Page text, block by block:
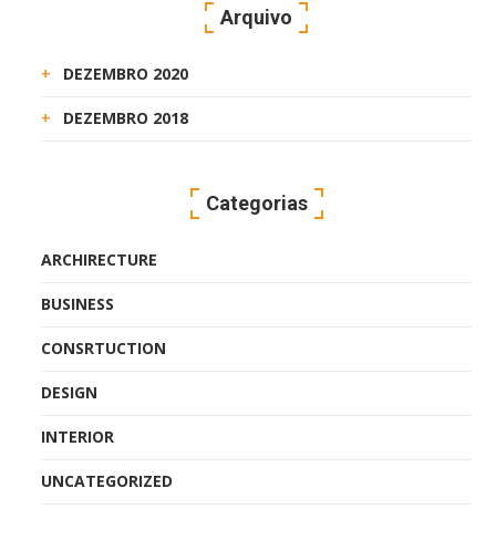
Arquivo
DEZEMBRO 2020
DEZEMBRO 2018
Categorias
ARCHIRECTURE
BUSINESS
CONSRTUCTION
DESIGN
INTERIOR
UNCATEGORIZED